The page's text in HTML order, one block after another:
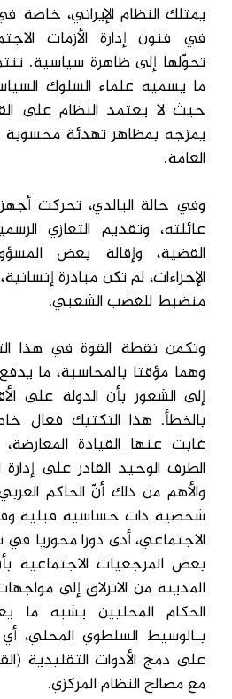
يمتلك النظام الإيراني، خاصة
في فنون إدارة الأزمات
تحوّلها إلى ظاهرة سياسية.
ما يسميه علماء السلوك
حيث لا يعتمد النظام على
يمزجه بمظاهر تهدئة محسوبة
العامة.
وفي حالة البالدي، تحركت
عائلته، وتقديم التعازي
القضية، وإقالة بعض
الإجراءات، لم تكن مبادرة
منضبط للغضب الشعبي.
وتكمن نقطة القوة في هذا
وهما مؤقتا بالمحاسبة، ما
إلى الشعور بأن الدولة على
بالخطأ. هذا التكتيك فعال
غابت عنها القيادة
الطرف الوحيد القادر على
والأهم من ذلك أنّ الحاكم
شخصية ذات حساسية قبلية
الاجتماعي، أدى دورا محوريا
بعض المرجعيات الاجتماعية
المدينة من الانزلاق إلى
الحكام المحليين يشبه ما
بـالوسيط السلطوي المحلي،
على دمج الأدوات التقليدية
مع مصالح النظام المركزي.